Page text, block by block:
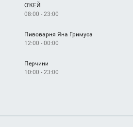
О'КЕЙ
08:00 - 23:00
Пивоварня Яна Гримуса
12:00 - 00:00
Перчини
10:00 - 23:00